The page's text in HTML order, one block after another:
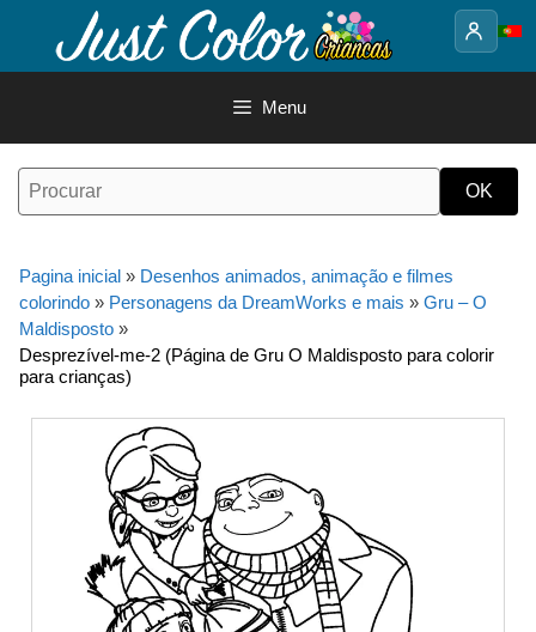
o
Menu
Pagina inicial » Desenhos animados, animação e filmes
colorindo » Personagens da DreamWorks e mais » Gru – O
Maldisposto »
Desprezível-me-2 (Página de Gru O Maldisposto para colorir
para crianças)